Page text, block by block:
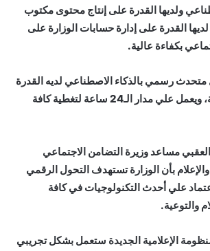
ولديها القدرة على إنتاج محتوى مكتوب
القدرة على إدارة حسابات الوزارة على
بكفاءة عالية.
متحدث رسمي بالذكاء الاصطناعي لديه القدرة
على التحدث بـ50 لغة، ويعمل علي مدار الـ24 ساعة لتغطية كافة
مساعد وزيرة التضامن الاجتماعي
بأن الوزارة تستهدف التحول الرقمي
علي أحدث التكنولوجيات في كافة
والتوعية.
الإعلامية الجديدة ستعمل بشكل تجريبي